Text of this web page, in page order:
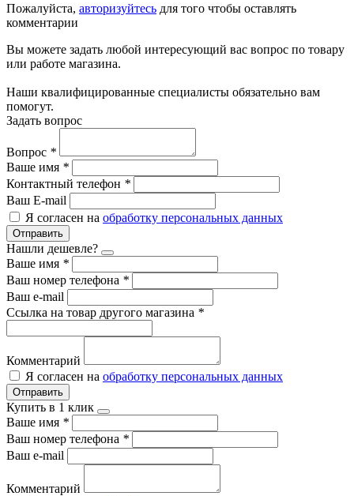
Пожалуйста, авторизуйтесь для того чтобы оставлять
комментарии
Вы можете задать любой интересующий вас вопрос по товару
или работе магазина.
Наши квалифицированные специалисты обязательно вам
помогут.
Задать вопрос
Вопрос *
Ваше имя *
Контактный телефон *
Ваш E-mail
Я согласен на обработку персональных данных
Отправить
Нашли дешевле?
Ваше имя *
Ваш номер телефона *
Ваш e-mail
Ссылка на товар другого магазина *
Комментарий
Я согласен на обработку персональных данных
Отправить
Купить в 1 клик
Ваше имя *
Ваш номер телефона *
Ваш e-mail
Комментарий